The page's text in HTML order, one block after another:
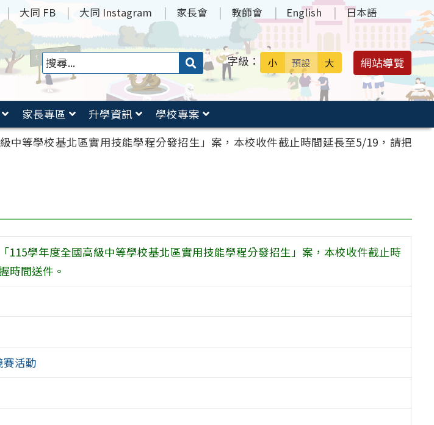
大同 FB 大同 Instagram 家長會 教師會 English 日本語
搜
送出 字級： 小 預設 大 網站導覽
家長專區 升學資訊
學校專案
中等學校基北區實用技能學程分發招生」案，本校收件截止時間延長至5/19，請把
115學年度全國高級中等學校基北區實用技能學程分發招生」案，本校收件截止時
時間送件。
賽活動